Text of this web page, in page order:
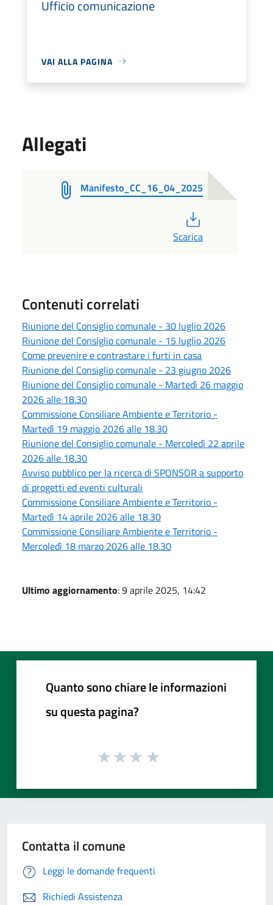
Ufficio comunicazione
VAI ALLA PAGINA
Allegati
Manifesto_CC_16_04_2025
Scarica
Contenuti correlati
Riunione del Consiglio comunale - 30 luglio 2026
Riunione del Consiglio comunale - 15 luglio 2026
Come prevenire e contrastare i furti in casa
Riunione del Consiglio comunale - 23 giugno 2026
Riunione del Consiglio comunale - Martedì 26 maggio
2026 alle 18.30
Commissione Consiliare Ambiente e Territorio -
Martedì 19 maggio 2026 alle 18.30
Riunione del Consiglio comunale - Mercoledì 22 aprile
2026 alle 18.30
Avviso pubblico per la ricerca di SPONSOR a supporto
di progetti ed eventi culturali
Commissione Consiliare Ambiente e Territorio -
Martedì 14 aprile 2026 alle 18.30
Commissione Consiliare Ambiente e Territorio -
Mercoledì 18 marzo 2026 alle 18.30
Ultimo aggiornamento: 9 aprile 2025, 14:42
Quanto sono chiare le informazioni
su questa pagina?
Contatta il comune
Leggi le domande frequenti
Richiedi Assistenza